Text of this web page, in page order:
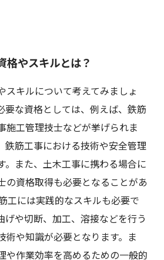
格やスキルとは？
スキルについて考えてみましょ
要な資格としては、例えば、鉄筋
施工管理技士などが挙げられま
鉄筋工事における技術や安全管理
。また、土木工事に携わる場合に
の資格取得も必要となることがあ
工には実践的なスキルも必要で
げや切断、加工、溶接などを行う
術や知識が必要となります。ま
や作業効率を高めるための一般的